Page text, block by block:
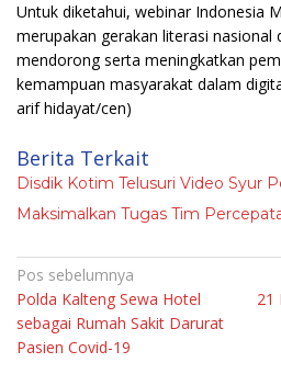
Untuk diketahui, webinar Indonesia
merupakan gerakan literasi nasional
mendorong serta meningkatkan
kemampuan masyarakat dalam
arif hidayat/cen)
Berita Terkait
Disdik Kotim Telusuri Video Syur
Maksimalkan Tugas Tim
Navigasi
pos
Pos sebelumnya
Polda Kalteng Sewa Hotel
sebagai Rumah Sakit Darurat
Pasien Covid-19
21